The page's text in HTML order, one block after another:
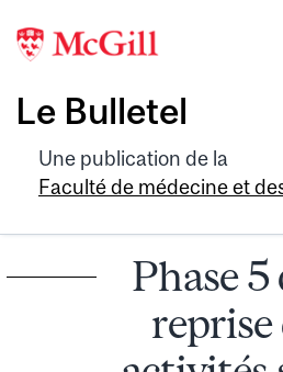
Le Bulletel
Une publication de la
Faculté de médecine et
Phase 5
reprise